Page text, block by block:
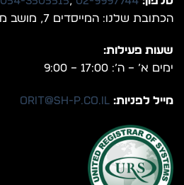
הכתובת שלנו: המייסדים 7, מושב מצליח
שעות פעילות:
ימים א’ – ה’: 17:00 – 9:00
מייל לפניות: orit@sh-p.co.il